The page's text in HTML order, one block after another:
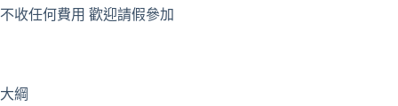
不收任何費用 歡迎請假參加
大綱